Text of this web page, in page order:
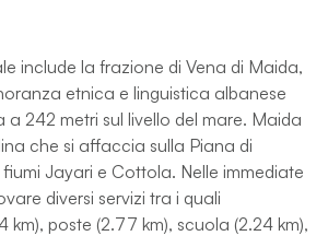
include la frazione di Vena di Maida,
etnica e linguistica albanese
a 242 metri sul livello del mare. Maida
che si affaccia sulla Piana di
Jayari e Cottola. Nelle immediate
diversi servizi tra i quali
km), poste (2.77 km), scuola (2.24 km),